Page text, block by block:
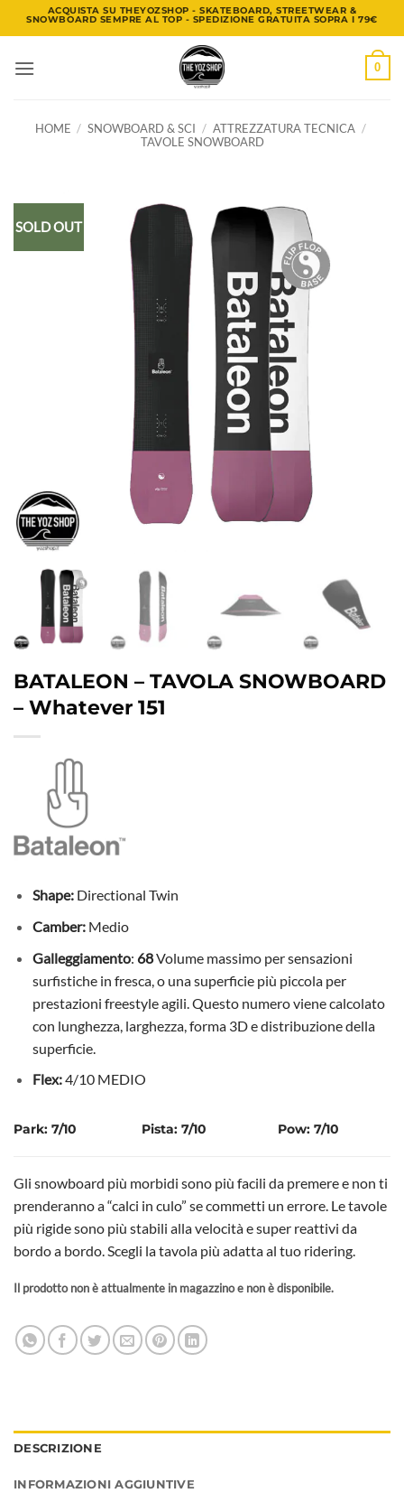
ai
ACQUISTA SU THEYOZSHOP - SKATEBOARD, STREETWEAR &
SNOWBOARD SEMPRE AL TOP - SPEDIZIONE GRATUITA SOPRA I 79€
0
HOME / SNOWBOARD & SCI / ATTREZZATURA TECNICA /
TAVOLE SNOWBOARD
SOLD OUT
BATALEON – TAVOLA SNOWBOARD
– Whatever 151
Shape: Directional Twin
Camber: Medio
Galleggiamento: 68Volume massimo per sensazioni
surfistiche in fresca, o una superficie più piccola per
prestazioni freestyle agili. Questo numero viene calcolato
con lunghezza, larghezza, forma 3D e distribuzione della
superficie.
Flex:4/10 MEDIO
Park: 7/10 Pista: 7/10 Pow: 7/10
Gli snowboard più morbidi sono più facili da premere e non ti
prenderanno a “calci in culo” se commetti un errore. Le tavole
più rigide sono più stabili alla velocità e super reattivi da
bordo a bordo. Scegli la tavola più adatta al tuo ridering.
Il prodotto non è attualmente in magazzino e non è disponibile.
DESCRIZIONE
INFORMAZIONI AGGIUNTIVE